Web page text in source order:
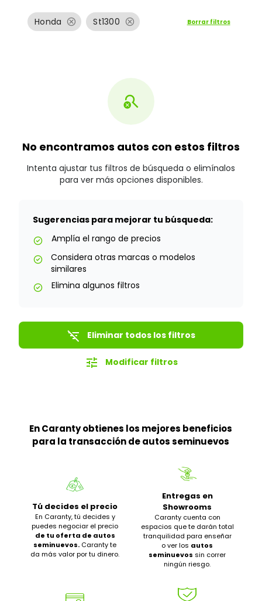
Honda cancel St1300 cancel Borrar filtros
search_off
No encontramos autos con estos filtros
Intenta ajustar tus filtros de búsqueda o elimínalos
para ver más opciones disponibles.
Sugerencias para mejorar tu búsqueda:
check_circle Amplía el rango de precios
check_circle
Considera otras marcas o modelos
similares
check_circle Elimina algunos filtros
filter_list_off Eliminar todos los filtros
tune Modificar filtros
En Caranty obtienes los mejores beneficios
para la transacción de autos seminuevos
Tú decides el precio
En Caranty, tú decides y
puedes negociar el precio
de tu oferta de autos
seminuevos. Caranty te
da más valor por tu dinero.
Entregas en
Showrooms
Caranty cuenta con
espacios que te darán total
tranquilidad para enseñar
o ver los autos
seminuevos sin correr
ningún riesgo.